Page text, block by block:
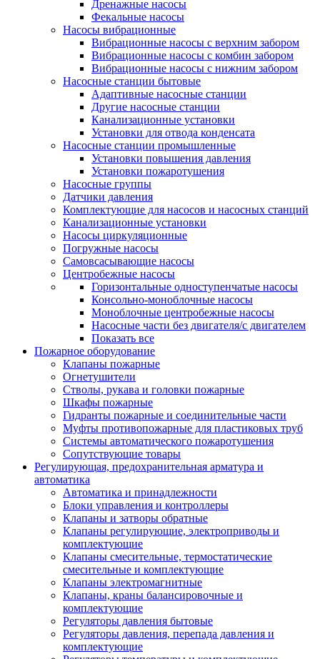
Дренажные насосы
Фекальные насосы
Насосы вибрационные
Вибрационные насосы с верхним забором
Вибрационные насосы с комбин забором
Вибрационные насосы с нижним забором
Насосные станции бытовые
Адаптивные насосные станции
Другие насосные станции
Канализационные установки
Установки для отвода конденсата
Насосные станции промышленные
Установки повышения давления
Установки пожаротушения
Насосные группы
Датчики давления
Комплектующие для насосов и насосных станций
Канализационные установки
Насосы циркуляционные
Погружные насосы
Самовсасывающие насосы
Центробежные насосы
Горизонтальные одноступенчатые насосы
Консольно-моноблочные насосы
Моноблочные центробежные насосы
Насосные части без двигателя/с двигателем
Показать все
Пожарное оборудование
Клапаны пожарные
Огнетушители
Стволы, рукава и головки пожарные
Шкафы пожарные
Гидранты пожарные и соединительные части
Муфты противопожарные для пластиковых труб
Системы автоматического пожаротушения
Сопутствующие товары
Регулирующая, предохранительная арматура и
автоматика
Автоматика и принадлежности
Блоки управления и контроллеры
Клапаны и затворы обратные
Клапаны регулирующие, электроприводы и
комплектующие
Клапаны смесительные, термостатические
смесительные и комплектующие
Клапаны электромагнитные
Клапаны, краны балансировочные и
комплектующие
Регуляторы давления бытовые
Регуляторы давления, перепада давления и
комплектующие